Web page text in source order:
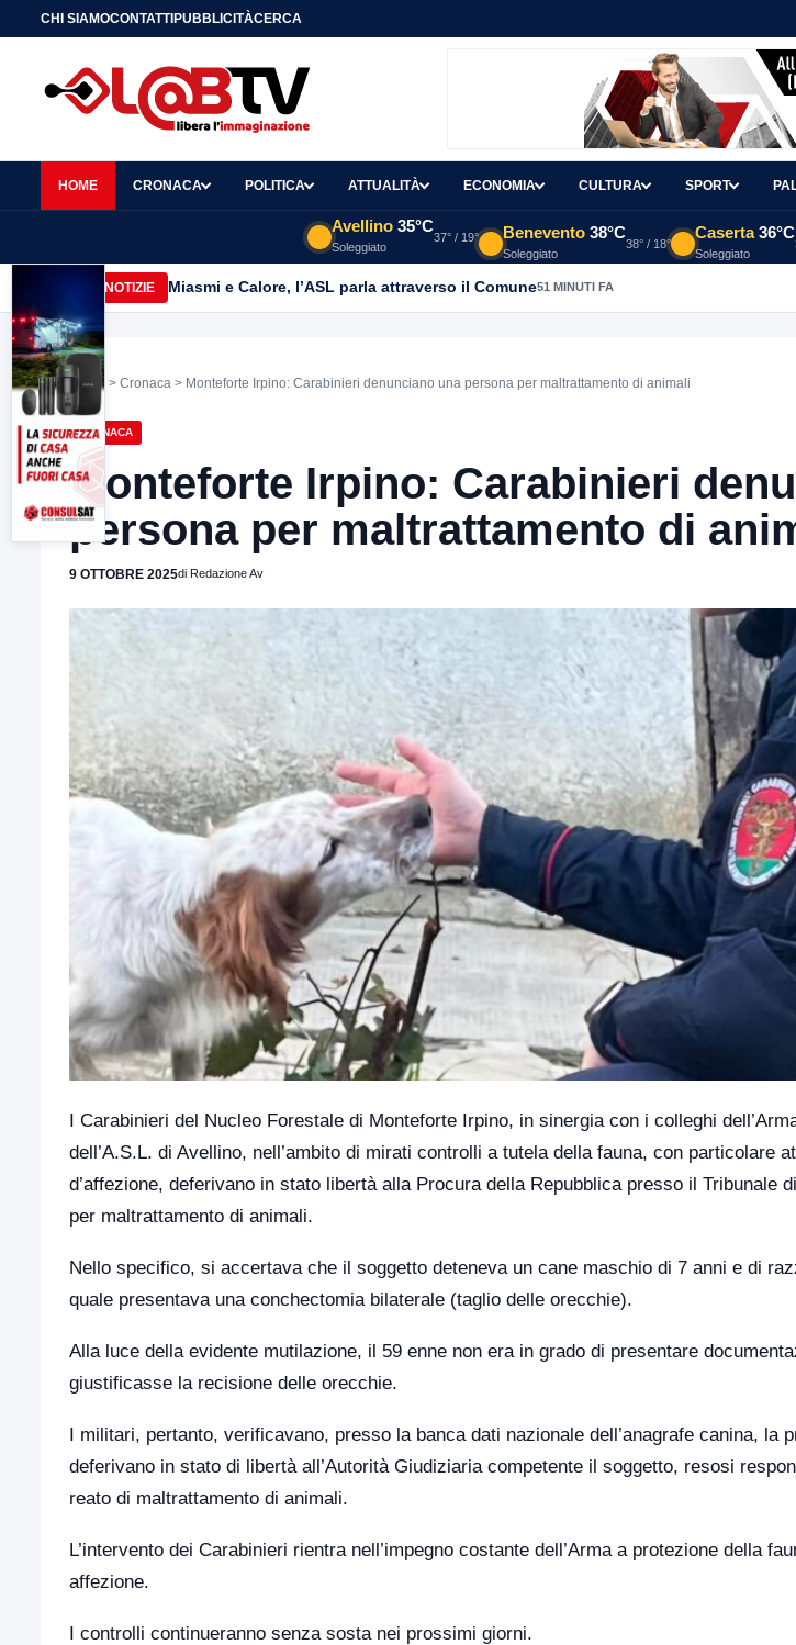
CHI SIAMOCONTATTIPUBBLICITÀCERCA
HOME CRONACA POLITICA ATTUALITÀ ECONOMIA CULTURA SPORT
Avellino 35°C
Soleggiato
37° / 19° Benevento 38°C
Soleggiato
38° / 18°
Caserta 36°C
Soleggiato
ULTIME NOTIZIE Montoro: ruba circa 130mila di energia elettrica, i Carabinieri denunciano un 65enne
Home > Cronaca > Monteforte Irpino: Carabinieri denunciano una persona per maltrattamento di animali
CRONACA
Monteforte Irpino: Carabinieri
persona per maltrattamento di
9 OTTOBRE 2025di Redazione Av
I Carabinieri del Nucleo Forestale di Monteforte Irpino, in sinergia con i colleghi
dell’A.S.L. di Avellino, nell’ambito di mirati controlli a tutela della fauna, con particolare
d’affezione, deferivano in stato libertà alla Procura della Repubblica presso il Tribunale
per maltrattamento di animali.
Nello specifico, si accertava che il soggetto deteneva un cane maschio di 7 anni e di
quale presentava una conchectomia bilaterale (taglio delle orecchie).
Alla luce della evidente mutilazione, il 59 enne non era in grado di presentare
giustificasse la recisione delle orecchie.
I militari, pertanto, verificavano, presso la banca dati nazionale dell’anagrafe canina, la
deferivano in stato di libertà all’Autorità Giudiziaria competente il soggetto, resosi
reato di maltrattamento di animali.
L’intervento dei Carabinieri rientra nell’impegno costante dell’Arma a protezione della
affezione.
I controlli continueranno senza sosta nei prossimi giorni.